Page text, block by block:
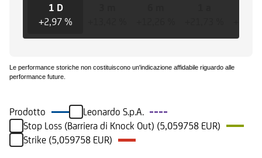
1 D
+2,97 %
Le performance storiche non costituiscono un'indicazione affidabile riguardo alle
performance future.
Prodotto
Leonardo S.p.A.
Stop Loss (Barriera di Knock Out) (5,059758 EUR)
Strike (5,059758 EUR)